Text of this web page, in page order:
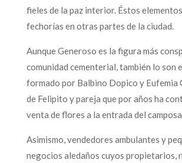
fieles de la paz interior. Éstos
fechorías en otras partes de la ciudad.
Aunque Generoso es la figura más
comunidad cementerial, también lo son
formado por Balbino Dopico y Eufemia
de Felipito y pareja que por años ha
venta de flores a la entrada del
Asimismo, vendedores ambulantes y
negocios aledaños cuyos propietarios,